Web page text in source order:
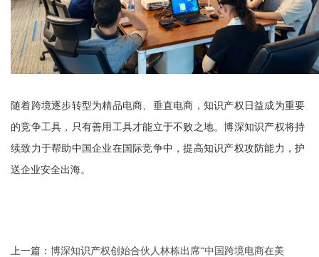
随着跨境逐步转型为精品电商、垂直电商，知识产权日益成为重要
的竞争工具，只有善用工具才能立于不败之地。博深知识产权将持
续致力于帮助中国企业在国际竞争中，提高知识产权攻防能力，护
送企业安全出海。
上一篇： 博深知识产权创始合伙人林栋出席“中国跨境电商在美